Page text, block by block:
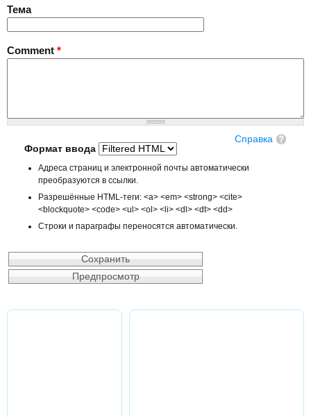
Тема
Comment *
Справка
Формат ввода
Адреса страниц и электронной почты автоматически
преобразуются в ссылки.
Разрешённые HTML-теги: <a> <em> <strong> <cite>
<blockquote> <code> <ul> <ol> <li> <dl> <dt> <dd>
Строки и параграфы переносятся автоматически.